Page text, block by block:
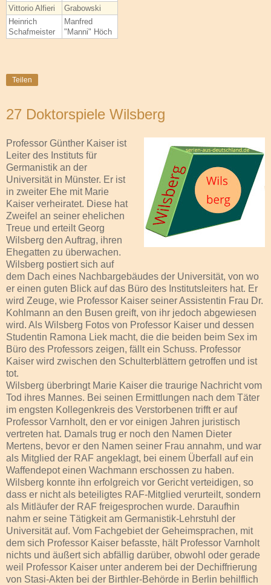
Vittorio Alfieri
Grabowski
Heinrich
Schafmeister
Manfred
"Manni" Höch
Teilen
27 Doktorspiele Wilsberg
Professor Günther Kaiser ist
Leiter des Instituts für
Germanistik an der
Universität in Münster. Er ist
in zweiter Ehe mit Marie
Kaiser verheiratet. Diese hat
Zweifel an seiner ehelichen
Treue und erteilt Georg
Wilsberg den Auftrag, ihren
Ehegatten zu überwachen.
Wilsberg postiert sich auf
dem Dach eines Nachbargebäudes der Universität, von wo
er einen guten Blick auf das Büro des Institutsleiters hat. Er
wird Zeuge, wie Professor Kaiser seiner Assistentin Frau Dr.
Kohlmann an den Busen greift, von ihr jedoch abgewiesen
wird. Als Wilsberg Fotos von Professor Kaiser und dessen
Studentin Ramona Liek macht, die die beiden beim Sex im
Büro des Professors zeigen, fällt ein Schuss. Professor
Kaiser wird zwischen den Schulterblättern getroffen und ist
tot.
Wilsberg überbringt Marie Kaiser die traurige Nachricht vom
Tod ihres Mannes. Bei seinen Ermittlungen nach dem Täter
im engsten Kollegenkreis des Verstorbenen trifft er auf
Professor Varnholt, den er vor einigen Jahren juristisch
vertreten hat. Damals trug er noch den Namen Dieter
Mertens, bevor er den Namen seiner Frau annahm, und war
als Mitglied der RAF angeklagt, bei einem Überfall auf ein
Waffendepot einen Wachmann erschossen zu haben.
Wilsberg konnte ihn erfolgreich vor Gericht verteidigen, so
dass er nicht als beteiligtes RAF-Mitglied verurteilt, sondern
als Mitläufer der RAF freigesprochen wurde. Daraufhin
nahm er seine Tätigkeit am Germanistik-Lehrstuhl der
Universität auf. Vom Fachgebiet der Geheimsprachen, mit
dem sich Professor Kaiser befasste, hält Professor Varnholt
nichts und äußert sich abfällig darüber, obwohl oder gerade
weil Professor Kaiser unter anderem bei der Dechiffrierung
von Stasi-Akten bei der Birthler-Behörde in Berlin behilflich